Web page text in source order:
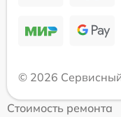
© 2026
Стоимость ремонта